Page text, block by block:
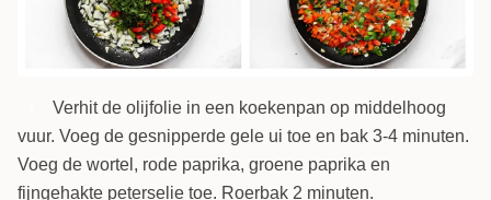
Verhit de olijfolie in een koekenpan op middelhoog
vuur. Voeg de gesnipperde gele ui toe en bak 3-4 minuten.
Voeg de wortel, rode paprika, groene paprika en
fijngehakte peterselie toe. Roerbak 2 minuten.